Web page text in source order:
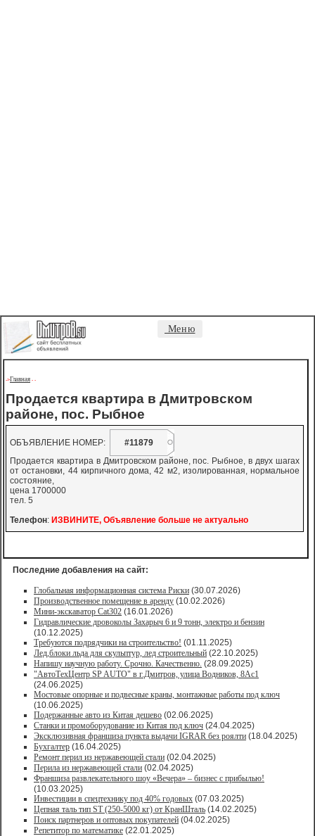
Меню
->Главная - -
Продается квартира в Дмитровском
районе, пос. Рыбное
ОБЪЯВЛЕНИЕ НОМЕР:
#11879
Продается квартира в Дмитровском районе, пос. Рыбное, в двух шагах
от остановки, 44 кирпичного дома, 42 м2, изолированная, нормальное
состояние,
цена 1700000
тел. 5
Телефон: ИЗВИНИТЕ, Объявление больше не актуально
Последние добавления на сайт:
Глобальная информационная система Риски (30.07.2026)
Производственное помещение в аренду (10.02.2026)
Мини-экскаватор Cat302 (16.01.2026)
Гидравлические дровоколы Захарыч 6 и 9 тонн, электро и бензин
(10.12.2025)
Требуются подрядчики на строительство! (01.11.2025)
Лед,блоки льда для скульптур, лед строительный (22.10.2025)
Напишу научную работу. Срочно. Качественно. (28.09.2025)
"АвтоТехЦентр SP AUTO" в г.Дмитров, улица Водников, 8Ас1
(24.06.2025)
Мостовые опорные и подвесные краны, монтажные работы под ключ
(10.06.2025)
Подержанные авто из Китая дешево (02.06.2025)
Станки и промоборудование из Китая под ключ (24.04.2025)
Эксклюзивная франшиза пункта выдачи IGRAR без роялти (18.04.2025)
Бухгалтер (16.04.2025)
Ремонт перил из нержавеющей стали (02.04.2025)
Перила из нержавеющей стали (02.04.2025)
Франшиза развлекательного шоу «Вечера» – бизнес с прибылью!
(10.03.2025)
Инвестиции в спецтехнику под 40% годовых (07.03.2025)
Цепная таль тип ST (250-5000 кг) от КранШталь (14.02.2025)
Поиск партнеров и оптовых покупателей (04.02.2025)
Репетитор по математике (22.01.2025)